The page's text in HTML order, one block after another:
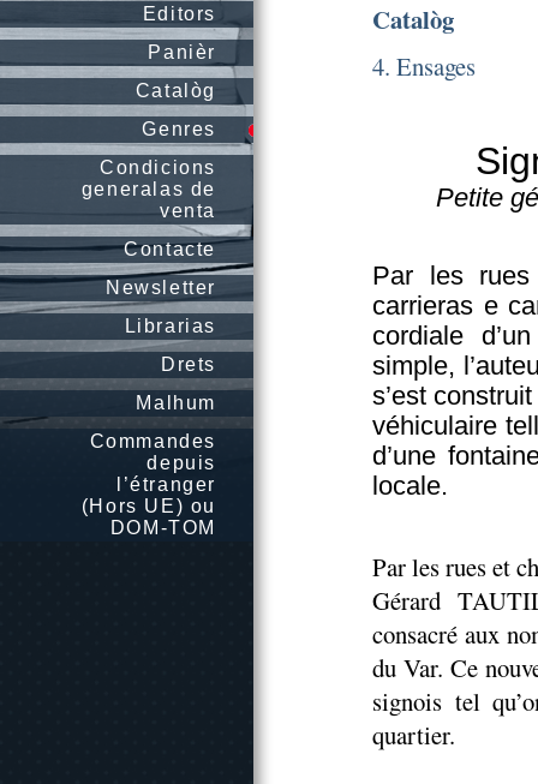
Editors
Panièr
Catalòg
Genres
Condicions
generalas de
venta
Contacte
Newsletter
Librarias
Drets
Malhum
Commandes
depuis
l’étranger
(Hors UE) ou
DOM-TOM
Catalòg
4. Ensages
Petite
Par les
carrieras e
cordiale
simple,
s’est
véhiculaire
d’une
locale.
Par les rues et
Gérard
consacré aux
du Var. Ce
signois tel
quartier.